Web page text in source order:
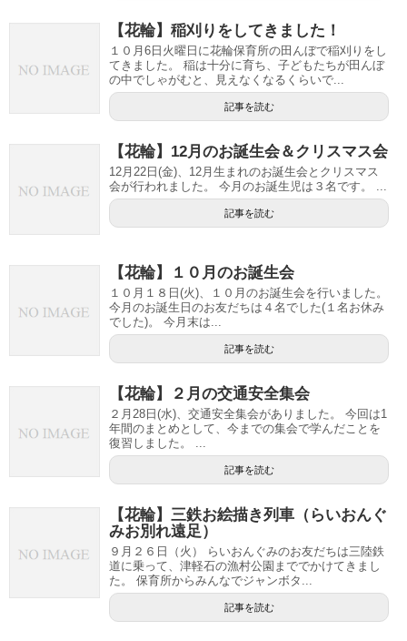
【花輪】稲刈りをしてきました！
１０月6日火曜日に花輪保育所の田んぼで稲刈りをし
てきました。 稲は十分に育ち、子どもたちが田んぼ
の中でしゃがむと、見えなくなるくらいで...
記事を読む
【花輪】12月のお誕生会＆クリスマス会
12月22日(金)、12月生まれのお誕生会とクリスマス
会が行われました。 今月のお誕生児は３名です。 ...
記事を読む
【花輪】１０月のお誕生会
１０月１８日(火)、１０月のお誕生会を行いました。
今月のお誕生日のお友だちは４名でした(１名お休み
でした)。 今月末は...
記事を読む
【花輪】２月の交通安全集会
２月28日(水)、交通安全集会がありました。 今回は1
年間のまとめとして、今までの集会で学んだことを
復習しました。 ...
記事を読む
【花輪】三鉄お絵描き列車（らいおんぐ
みお別れ遠足）
９月２６日（火） らいおんぐみのお友だちは三陸鉄
道に乗って、津軽石の漁村公園まででかけてきまし
た。 保育所からみんなでジャンボタ...
記事を読む